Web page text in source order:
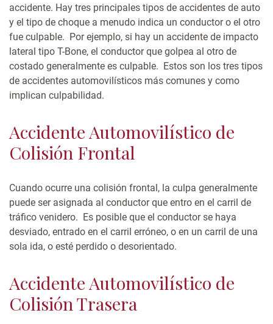
accidente. Hay tres principales tipos de accidentes de auto
y el tipo de choque a menudo indica un conductor o el otro
fue culpable. Por ejemplo, si hay un accidente de impacto
lateral tipo T-Bone, el conductor que golpea al otro de
costado generalmente es culpable. Estos son los tres tipos
de accidentes automovilísticos más comunes y como
implican culpabilidad.
Accidente Automovilístico de
Colisión Frontal
Cuando ocurre una colisión frontal, la culpa generalmente
puede ser asignada al conductor que entro en el carril de
tráfico venidero. Es posible que el conductor se haya
desviado, entrado en el carril erróneo, o en un carril de una
sola ida, o esté perdido o desorientado.
Accidente Automovilístico de
Colisión Trasera